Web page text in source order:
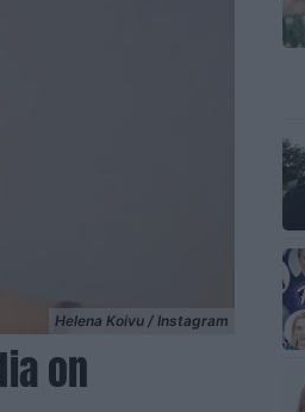
Helena Koivu / Instagram
on